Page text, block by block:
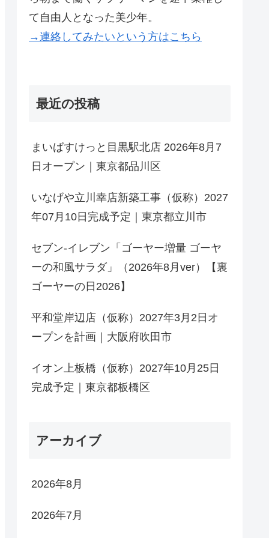
て自由人となった美少年。
→連絡してみたいという方はこちら
最近の投稿
まいばすけっと目黒駅北店 2026年8月7
日オープン｜東京都品川区
いなげや立川幸店新築工事（仮称）2027
年07月10日完成予定｜東京都立川市
セブン-イレブン「ゴーヤー増量 ゴーヤ
ーの和風サラダ」（2026年8月ver）【裏
ゴーヤーの日2026】
平和堂岸辺店（仮称）2027年3月2日オ
ープンを計画｜大阪府吹田市
イオン上板橋（仮称）2027年10月25日
完成予定｜東京都板橋区
アーカイブ
2026年8月
2026年7月